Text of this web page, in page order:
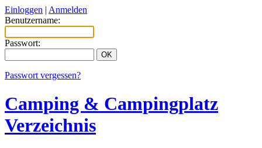
Einloggen | Anmelden
Benutzername:
Passwort:
Passwort vergessen?
Camping & Campingplatz
Verzeichnis